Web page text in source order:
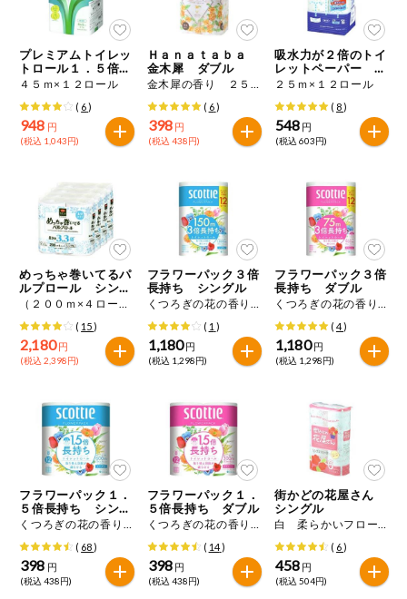
今週のお買い
コープ商品
今週の新登場
複数注文でお
トク
ポイントがも
らえる！
お弁当用商品
ミールキット
組合員さんの
リクエスト
よりすぐり
オーガニック
プレミアムトイレッ
トロール１．５倍
巻 ダブル
４５ｍ×１２ロール
( 6)
948 円
(税込 1,043円)
Ｈａｎａｔａｂａ
金木犀 ダブル
金木犀の香り ２５ｍ×１２ロール
( 6)
398 円
(税込 438円)
吸水力が２倍のトイ
レットペーパー ダ
ブル
２５ｍ×１２ロール
( 8)
548 円
(税込 603円)
めっちゃ巻いてるパ
ルプロール シング
ル
（２００ｍ×４ロール）×４袋
( 15)
2,180 円
(税込 2,398円)
フラワーパック３倍
長持ち シングル
くつろぎの花の香り １５０ｍ×１２ロール
( 1 )
1,180 円
(税込 1,298円)
フラワーパック３倍
長持ち ダブル
くつろぎの花の香り ７５ｍ×１２ロール
( 4)
1,180 円
(税込 1,298円)
フラワーパック１．
５倍長持ち シング
ル
くつろぎの花の香り ７５ｍ×８ロール
( 68)
398 円
(税込 438円)
フラワーパック１．
５倍長持ち ダブル
くつろぎの花の香り ３７．５ｍ×８ロール
( 14)
398 円
(税込 438円)
街かどの花屋さん
シングル
白 柔らかいフローラルの香り １１０ｍ×６ロール
( 6)
458 円
(税込 504円)